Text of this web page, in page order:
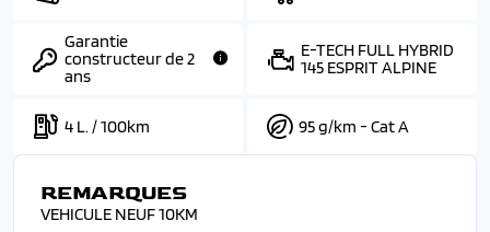
Garantie
constructeur de 2
ans
E-TECH FULL HYBRID
145 ESPRIT ALPINE
4 L. / 100km 95 g/km - Cat A
REMARQUES
VEHICULE NEUF 10KM